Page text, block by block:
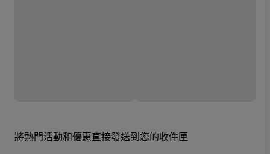
將熱門活動和優惠直接發送到您的收件匣